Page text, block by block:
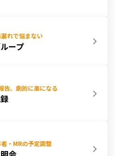
れで悩まない
ープ
告、劇的に楽になる
・MRの予定調整